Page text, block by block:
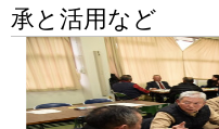
承と活用など